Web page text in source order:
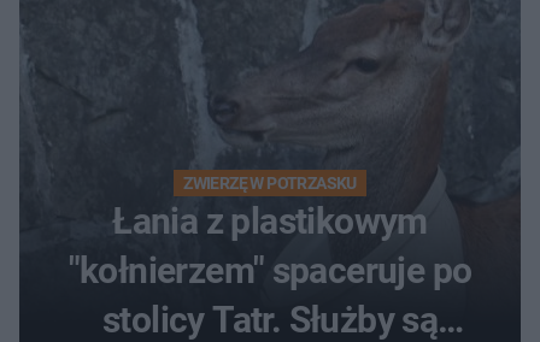
ZWIERZĘ W POTRZASKU
Łania z plastikowym
"kołnierzem" spaceruje po
stolicy Tatr. Służby są